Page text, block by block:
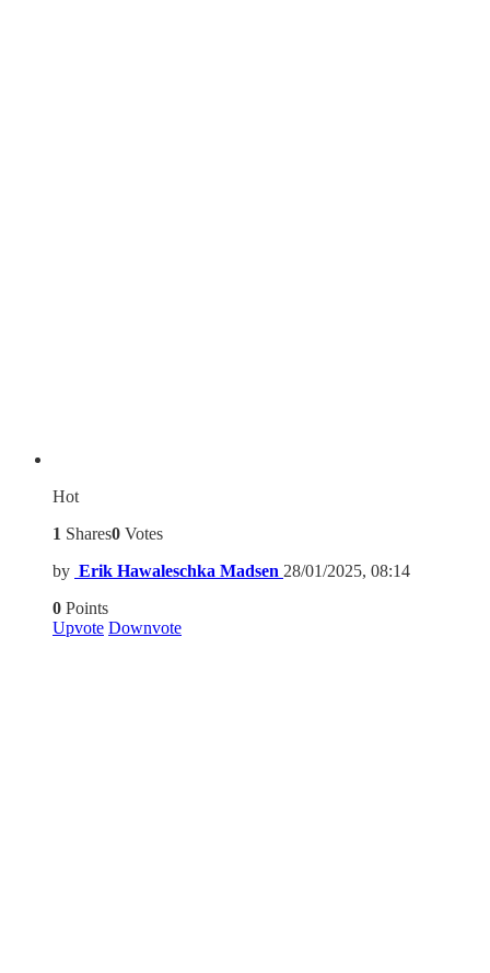
Hot
1 Shares0 Votes
by Erik Hawaleschka Madsen 28/01/2025, 08:14
0 Points
Upvote Downvote